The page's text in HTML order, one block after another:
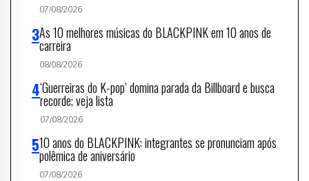
07/08/2026
As 10 melhores músicas do BLACKPINK em 10 anos de
carreira
08/08/2026
‘Guerreiras do K-pop’ domina parada da Billboard e busca
recorde; veja lista
07/08/2026
10 anos do BLACKPINK: integrantes se pronunciam após
polêmica de aniversário
07/08/2026